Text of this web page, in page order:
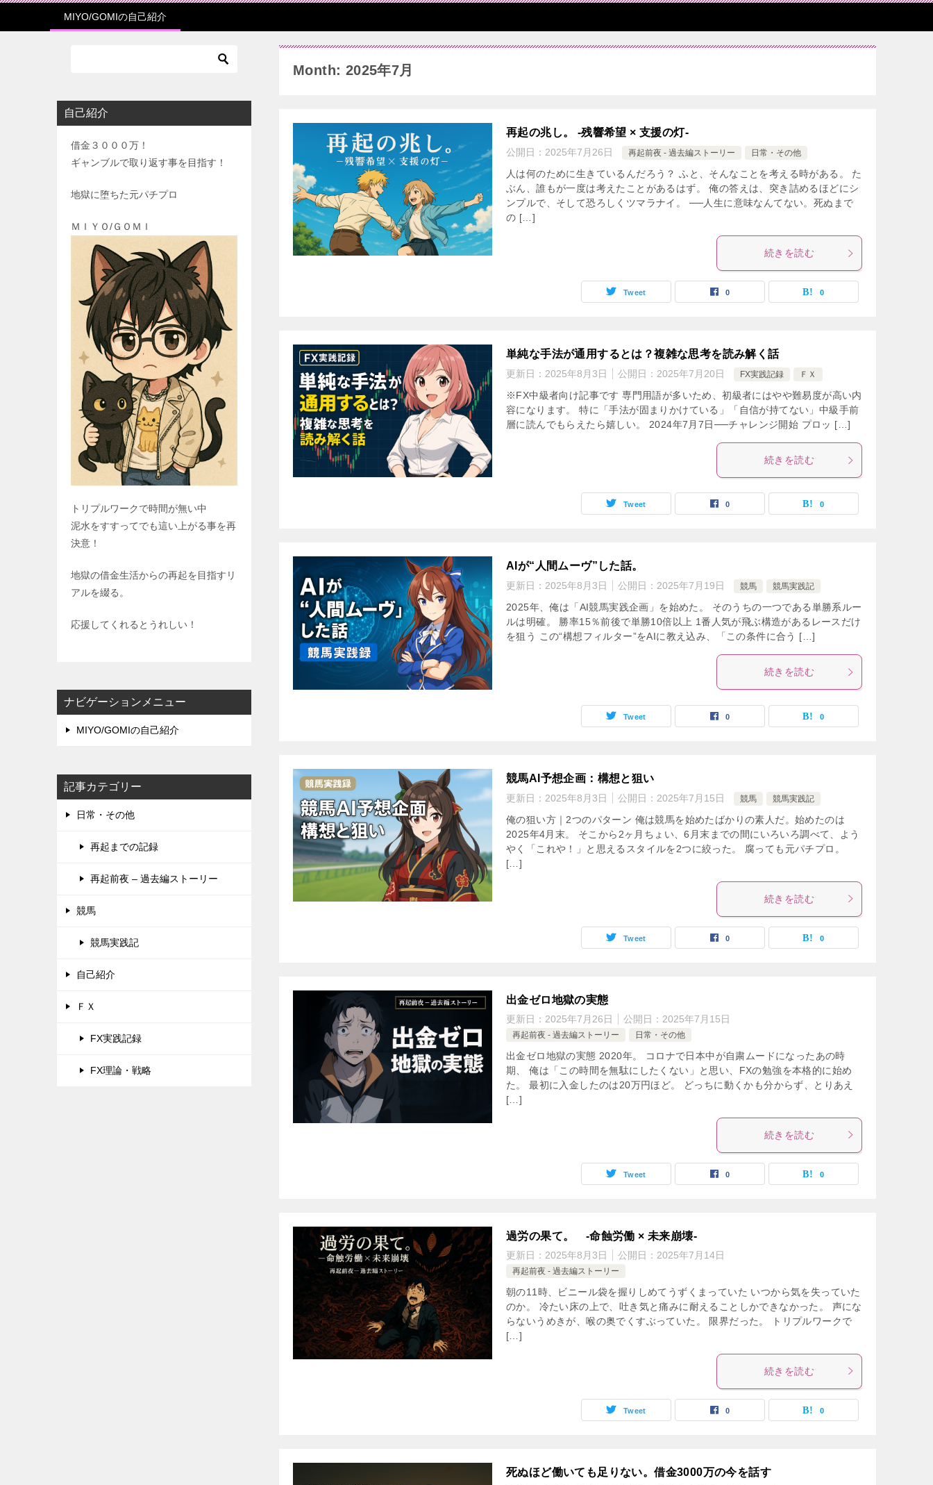
MIYO/GOMIの自己紹介
Month: 2025年7月
再起の兆し。 -残響希望 × 支援の灯-
公開日： 2025年7月26日 再起前夜 - 過去編ストーリー 日常・その他
人は何のために生きているんだろう？ ふと、そんなことを考える時がある。 た
ぶん、誰もが一度は考えたことがあるはず。 俺の答えは、突き詰めるほどにシ
ンプルで、そして恐ろしくツマラナイ。 ──人生に意味なんてない。死ぬまで
の […]
続きを読む
Tweet 0 0
単純な手法が通用するとは？複雑な思考を読み解く話
更新日： 2025年8月3日 公開日： 2025年7月20日 FX実践記録 ＦＸ
※FX中級者向け記事です 専門用語が多いため、初級者にはやや難易度が高い内
容になります。 特に「手法が固まりかけている」「自信が持てない」中級手前
層に読んでもらえたら嬉しい。 2024年7月7日──チャレンジ開始 プロッ […]
続きを読む
Tweet 0 0
AIが“人間ムーヴ”した話。
更新日： 2025年8月3日 公開日： 2025年7月19日 競馬 競馬実践記
2025年、俺は「AI競馬実践企画」を始めた。 そのうちの一つである単勝系ルー
ルは明確。 勝率15％前後で単勝10倍以上 1番人気が飛ぶ構造があるレースだけ
を狙う この“構想フィルター”をAIに教え込み、「この条件に合う […]
続きを読む
Tweet 0 0
競馬AI予想企画：構想と狙い
更新日： 2025年8月3日 公開日： 2025年7月15日 競馬 競馬実践記
俺の狙い方｜2つのパターン 俺は競馬を始めたばかりの素人だ。始めたのは
2025年4月末。 そこから2ヶ月ちょい、6月末までの間にいろいろ調べて、よう
やく「これや！」と思えるスタイルを2つに絞った。 腐っても元パチプロ。
[…]
続きを読む
Tweet 0 0
出金ゼロ地獄の実態
更新日： 2025年7月26日 公開日： 2025年7月15日
再起前夜 - 過去編ストーリー 日常・その他
出金ゼロ地獄の実態 2020年。 コロナで日本中が自粛ムードになったあの時
期、 俺は「この時間を無駄にしたくない」と思い、FXの勉強を本格的に始め
た。 最初に入金したのは20万円ほど。 どっちに動くかも分からず、とりあえ
[…]
続きを読む
Tweet 0 0
過労の果て。 -命蝕労働 × 未来崩壊-
更新日： 2025年8月3日 公開日： 2025年7月14日
再起前夜 - 過去編ストーリー
朝の11時、ビニール袋を握りしめてうずくまっていた いつから気を失っていた
のか。 冷たい床の上で、吐き気と痛みに耐えることしかできなかった。 声にな
らないうめきが、喉の奥でくすぶっていた。 限界だった。 トリプルワークで
[…]
続きを読む
Tweet 0 0
死ぬほど働いても足りない。借金3000万の今を話す
自己紹介
借金３０００万！
ギャンブルで取り返す事を目指す！
地獄に堕ちた元パチプロ
ＭＩＹＯ/ＧＯＭＩ
トリプルワークで時間が無い中
泥水をすすってでも這い上がる事を再
決意！
地獄の借金生活からの再起を目指すリ
アルを綴る。
応援してくれるとうれしい！
ナビゲーションメニュー
MIYO/GOMIの自己紹介
記事カテゴリー
日常・その他
再起までの記録
再起前夜 – 過去編ストーリー
競馬
競馬実践記
自己紹介
ＦＸ
FX実践記録
FX理論・戦略